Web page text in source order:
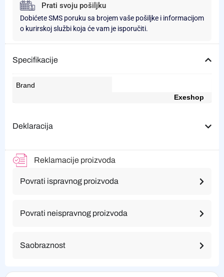
Prati svoju pošiljku
Dobićete SMS poruku sa brojem vaše pošiljke i informacijom
o kurirskoj službi koja će vam je isporučiti.
Specifikacije
Brand
Exeshop
Deklaracija
Reklamacije proizvoda
Povrati ispravnog proizvoda
Povrati neispravnog proizvoda
Saobraznost